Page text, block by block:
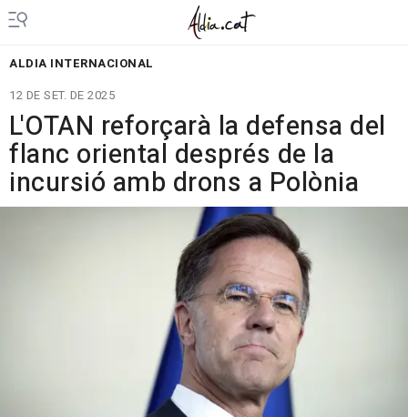
ALDIA INTERNACIONAL
12 DE SET. DE 2025
L'OTAN reforçarà la defensa del
flanc oriental després de la
incursió amb drons a Polònia